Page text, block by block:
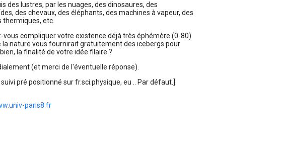
des lustres, par les nuages, des dinosaures, des
des chevaux, des éléphants, des machines à vapeur, des
thermiques, etc.
vous compliquer votre existence déjà très éphémère (0-80)
la nature vous fournirait gratuitement des icebergs pour
la finalité de votre idée filaire ?
(et merci de l'éventuelle réponse).
pré positionné sur fr.sci.physique, eu .. Par défaut.]
paris8.fr